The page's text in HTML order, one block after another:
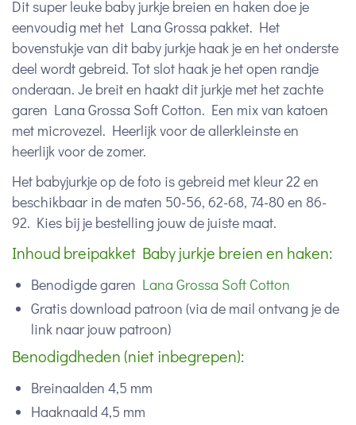
Dit super leuke baby jurkje breien en haken doe je
eenvoudig met het Lana Grossa pakket. Het
bovenstukje van dit baby jurkje haak je en het onderste
deel wordt gebreid. Tot slot haak je het open randje
onderaan. Je breit en haakt dit jurkje met het zachte
garen Lana Grossa Soft Cotton. Een mix van katoen
met microvezel. Heerlijk voor de allerkleinste en
heerlijk voor de zomer.
Het babyjurkje op de foto is gebreid met kleur 22 en
beschikbaar in de maten 50-56, 62-68, 74-80 en 86-
92. Kies bij je bestelling jouw de juiste maat.
Inhoud breipakket Baby jurkje breien en haken:
Benodigde garen Lana Grossa Soft Cotton
Gratis download patroon (via de mail ontvang je de
link naar jouw patroon)
Benodigdheden (niet inbegrepen):
Breinaalden 4,5 mm
Haaknaald 4,5 mm